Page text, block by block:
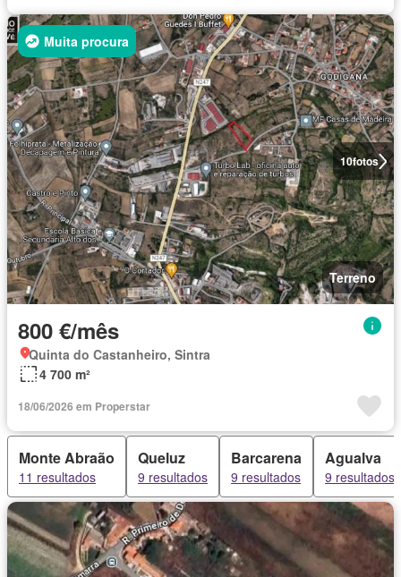
10fotos
Muita procura
Terreno
800 €/mês
Quinta do Castanheiro, Sintra
4 700 m²
18/06/2026 em Properstar
Monte Abraão
11 resultados
Queluz
9 resultados
Barcarena
9 resultados
Agualva
9 resultados